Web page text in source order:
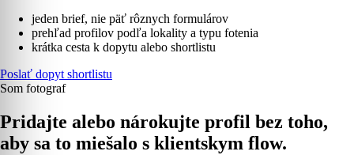
jeden brief, nie päť rôznych formulárov
prehľad profilov podľa lokality a typu fotenia
krátka cesta k dopytu alebo shortlistu
Poslať dopyt shortlistu
Som fotograf
Pridajte alebo nárokujte profil bez toho,
aby sa to miešalo s klientskym flow.